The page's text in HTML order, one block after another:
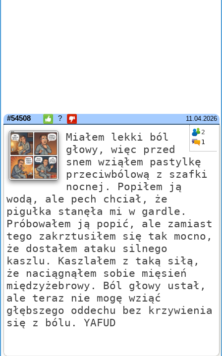
11.04.2026
#54508 ?
2
1
Miałem lekki ból
głowy, więc przed
snem wziąłem pastylkę
przeciwbólową z szafki
nocnej. Popiłem ją
wodą, ale pech chciał, że
pigułka stanęła mi w gardle.
Próbowałem ją popić, ale zamiast
tego zakrztusiłem się tak mocno,
że dostałem ataku silnego
kaszlu. Kaszlałem z taką siłą,
że naciągnąłem sobie mięsień
międzyżebrowy. Ból głowy ustał,
ale teraz nie mogę wziąć
głębszego oddechu bez krzywienia
się z bólu. YAFUD